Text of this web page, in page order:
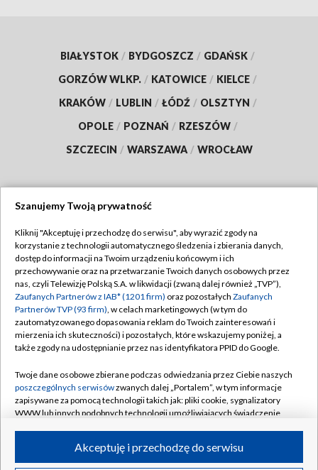
BIAŁYSTOK / BYDGOSZCZ / GDAŃSK /
GORZÓW WLKP. / KATOWICE / KIELCE /
KRAKÓW / LUBLIN / ŁÓDŹ / OLSZTYN /
OPOLE / POZNAŃ / RZESZÓW /
SZCZECIN / WARSZAWA / WROCŁAW
TVP
Abonament TVP
Emisja w TVP
Centrum informacji TVP
Naziemna Telewizja Cyfrowa
Rada Programowa
System NOS
Informacje o nadawcy
Program dla prasy
Regulamin TVP
Polityka prywatności
Moje zgody
Pomoc
Kontakt
Kanały
Szanujemy Twoją prywatność
Kliknij "Akceptuję i przechodzę do serwisu", aby wyrazić zgody na
korzystanie z technologii automatycznego śledzenia i zbierania danych,
dostęp do informacji na Twoim urządzeniu końcowym i ich
przechowywanie oraz na przetwarzanie Twoich danych osobowych przez
nas, czyli Telewizję Polską S.A. w likwidacji (zwaną dalej również „TVP”),
Zaufanych Partnerów z IAB* (1201 firm) oraz pozostałych Zaufanych
Partnerów TVP (93 firm), w celach marketingowych (w tym do
zautomatyzowanego dopasowania reklam do Twoich zainteresowań i
mierzenia ich skuteczności) i pozostałych, które wskazujemy poniżej, a
także zgody na udostępnianie przez nas identyfikatora PPID do Google.
Twoje dane osobowe zbierane podczas odwiedzania przez Ciebie naszych
poszczególnych serwisówzwanych dalej „Portalem”, w tym informacje
zapisywane za pomocą technologii takich jak: pliki cookie, sygnalizatory
WWW lub innych podobnych technologii umożliwiających świadczenie
ruchu w Internecie.Akceptuję i przechodzę do serwisu